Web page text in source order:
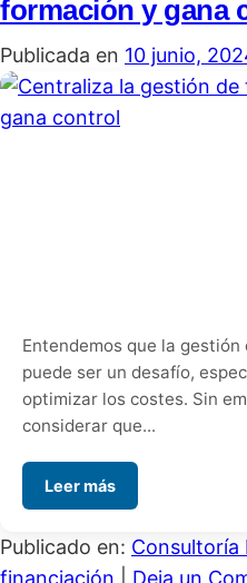
formación y gana
Publicada en 10 junio,
Entendemos que la
puede ser un desafío,
optimizar los costes. Sin
considerar que...
Leer más
Publicado en: Consultoría
financiación
Deja un